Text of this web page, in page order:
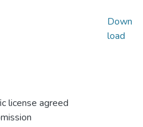
license agreed
Down
load